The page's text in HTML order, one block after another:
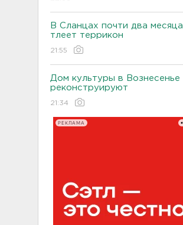
В Сланцах почти два месяца
тлеет террикон
21:55
Дом культуры в Вознесенье
реконструируют
21:34
РЕКЛАМА